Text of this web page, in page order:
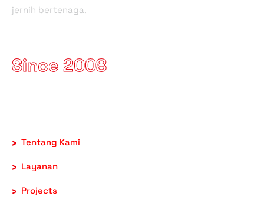
jernih bertenaga.
Since 2008
Tentang Kami
Layanan
Projects